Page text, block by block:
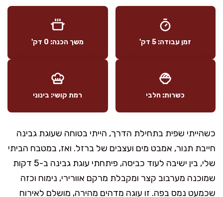
זמן עבודה: 5 דק' משך הכנה: 0 דק'
כשרות: חלבי רמת קושי: בינוני
כשהייתי שפית בתחילת הדרך, הייתי בטוחה שעוגת גבינה
חייבת תנור, אמבט מים ועצבים של ברזל. ואז, במטבח הביתי
שלי, בין ישיבה לעוד כביסה, פיתחתי עוגת גבינה ב-5 דקות
שמוכנה מערבוב קצר ומקבלת מרקם אוורירי, נימוח וכזה
שכמעט נמס בפה. זו עוגה מדהים מהירה, מושלם לאירוח